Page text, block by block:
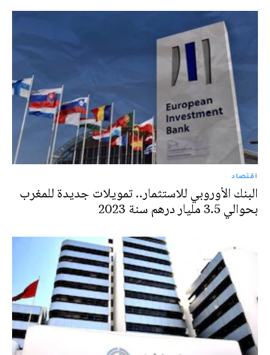
اقتصاد
البنك الأوروبي للاستثمار.. تمويلات جديدة للمغرب
بحوالي 3.5 مليار درهم سنة 2023